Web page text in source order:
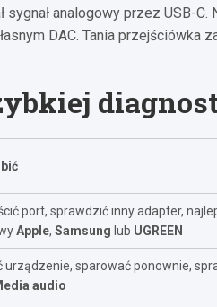
analogowy przez USB-C.
DAC. Tania przejściówka
port, sprawdzić inny adapter,
Apple, Samsung lub UGREEN
urządzenie, sparować ponownie,
audio